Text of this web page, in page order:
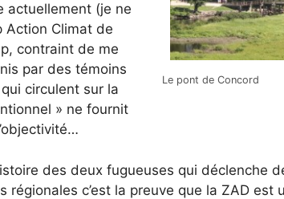
Le pont de Concord
actuellement (je ne
Action Climat de
contraint de me
par des témoins
circulent sur la
» ne fournit
des deux fugueuses qui déclenche
régionales c’est la preuve que la ZAD est